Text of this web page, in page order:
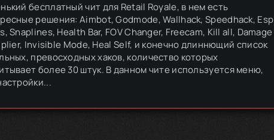
бесплатный чит для Retail Royale, в нем есть
решения: Aimbot, Godmode, Wallhack, Speedhack, Esp
Snaplines, Health Bar, FOV Changer, Freecam, Kill all, Damage
Invisible Mode, Heal Self, и конечно длиннющий список
превосходных хаков, количество которых
более 30 штук. В данном чите используется меню,